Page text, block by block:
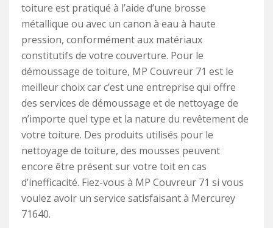
toiture est pratiqué à l’aide d’une brosse
métallique ou avec un canon à eau à haute
pression, conformément aux matériaux
constitutifs de votre couverture. Pour le
démoussage de toiture, MP Couvreur 71 est le
meilleur choix car c’est une entreprise qui offre
des services de démoussage et de nettoyage de
n’importe quel type et la nature du revêtement de
votre toiture. Des produits utilisés pour le
nettoyage de toiture, des mousses peuvent
encore être présent sur votre toit en cas
d’inefficacité. Fiez-vous à MP Couvreur 71 si vous
voulez avoir un service satisfaisant à Mercurey
71640.